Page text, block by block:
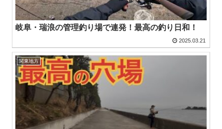
岐阜・瑞浪の管理釣り場で連発！最高の釣り日和！
2025.03.21
関東地方